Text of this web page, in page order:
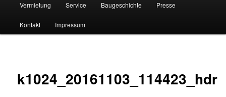
Inhalt
wechseln
Vermietung Service Baugeschichte Presse
Kontakt Impressum
k1024_20161103_114423_hdr